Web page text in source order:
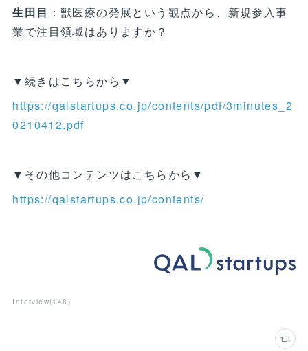
生田目 ：獣医療の発展という観点から、新規参入事
業で注目領域はありますか？
▼続きはこちらから▼
https://qalstartups.co.jp/contents/pdf/3minutes_2
0210412.pdf
▼その他コンテンツはこちらから▼
https://qalstartups.co.jp/contents/
Interview(146 )